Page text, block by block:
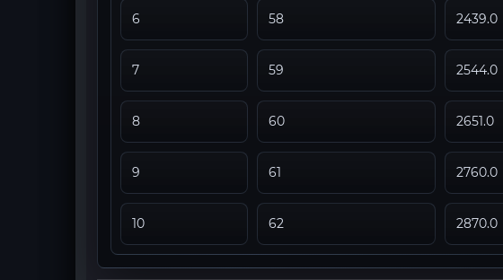
6 58 2439.0
7 59 2544.0
8 60 2651.0
9 61 2760.0
10 62 2870.0